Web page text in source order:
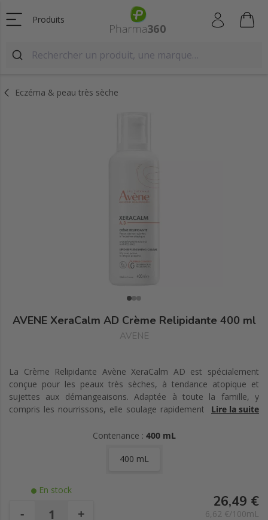
Produits
Eczéma & peau très sèche
AVENE XeraCalm AD Crème Relipidante 400 ml
AVENE
La Crème Relipidante Avène XeraCalm AD est spécialement
conçue pour les peaux très sèches, à tendance atopique et
sujettes aux démangeaisons. Adaptée à toute la famille, y
compris les nourrissons, elle soulage rapidement les irritations
de l'Eau Thermale d'Avène. Enrichie en céramides, elle restaure
microbiome de la peau. Sa texture riche, mais non grasse,
Sans parfum ni conservateur, elle offre une haute tolérance
même aux peaux les plus sensibles. Utilisée quotidiennement,
cette crème aide à espacer les épisodes de sécheresse sévère,
Lire la suite
Contenance : 400 mL
400 mL
En stock
- +
26,49 €
6,62 €/100mL